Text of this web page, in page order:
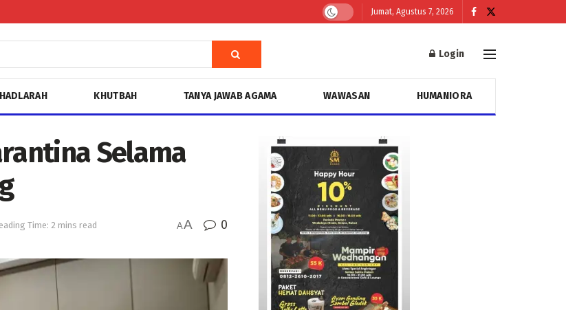
Jumat, Agustus 7, 2026
Login
HADLARAH KHUTBAH TANYA JAWAB AGAMA WAWASAN HUMANIORA
Selama
Time: 2 mins read AA 0